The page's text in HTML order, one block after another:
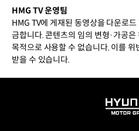
HMG TV 운영팀
HMG TV에 게재된 동영상을 다운로
금합니다. 콘텐츠의 임의 변형·가공
목적으로 사용할 수 없습니다. 이를
받을 수 있습니다.